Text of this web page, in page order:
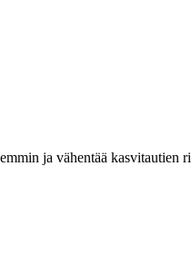
ja vähentää kasvitautien